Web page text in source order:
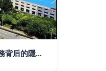
張家港這6家上市企業真牛！包裝服務背后的隱形冠軍